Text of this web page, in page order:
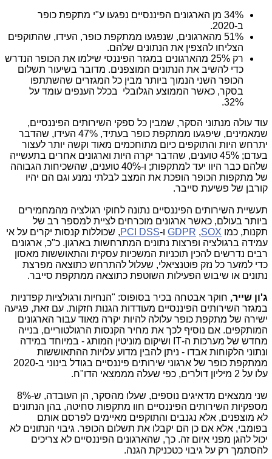
34% מן הארגונים הפיננסיים נפגעו ע"י מתקפת כופר
ב-2020.
51% מהארגונים, שנפגעו ממתקפת כופר, העידו, שהתוקפים
הצליחו להצפין את הנתונים שלהם.
רק 25% מהארגונים במגזר הפיננסי שילמו את הכופר הנדרש
כדי להשיב את הנתונים המוצפנים. מדובר בשיעור תשלום
הכופר השני הנמוך ביותר מבין כל המגזרים שהשתתפו
בסקר, כאשר הממוצע הגלובלי בכלל הענפים עומד על
32%.
עוד עולה מנתוני הסקר, שמבין כל ספקי השירותים הפיננסיים,
שמאמינים, שיפגעו ממתקפת כופר בעתיד, 47% העידו, שהדבר
יתרחש היות והתוקפים כיום מתוחכמים מאוד וקשה יותר לעצור
בעדם; 45% טוענים, שהדבר יקרה היות וארגונים אחרים בתעשייה
שלהם כבר היוו יעד למתקפות; ו-40% טוענים, שהשכיחות הגבוהה
של מתקפות הכופר הופכת את המצב לבלתי נמנע וגם הם יהיו
קורבן של פשיעת סייבר.
תעשיית השירותים הפיננסיים נתונה לחוקי רגולציה מהמחמירים
ביותר בעולם, כאשר ארגונים מוכרחים לציית למספר רב של
תקנות, כמו SOX
,
GDPR ו-PCI DSS, שכוללות קנסות יקרים על אי
עמידה ברגולציה ופרצות נתונים המתרחשות בארגון. כ"כ, ארגונים
רבים נדרשים להכין תוכניות המשכיות עסקית והתאוששות מאסון
כדי למזער כל נזק פוטנציאלי, שעלול להתרחש כתוצאה מפרצת
נתונים או שיבוש הפעילות השוטפת כתוצאה ממתקפת סייבר.
ג'ון שייר, חוקר אבטחה בכיר בסופוס: "הנחיות ורגולציות קפדניות
במגזר השירותים הפיננסיים מעודדות הגנות חזקות. עם זאת, פגיעה
ישירה של מתקפת כופר עלולה להיות יקרה מאוד עבור הארגונים
המותקפים. אם נוסיף לכך את מחיר הקנסות הרגולטוריים, בנייה
מחדש של מערכות ה-IT ושיקום מוניטין המותג - במיוחד במידה
ונתוני הלקוחות אבדו - ניתן להבין מדוע עלויות ההתאוששות
ממתקפת כופר של ארגוני שירותים פיננסיים בגודל בינוני ב-2020
עלו על 2 מיליון דולרים, כפי שעלה מממצאי הדו"ח.
שני ממצאים מדאיגים נוספים, שעלו מהסקר, הן העובדה, ש-8%
מספקיות השירותים הפיננסיים חוו מתקפות סחיטה, בהן הנתונים
לא מוצפנים, אלא נגנבים והתוקפים מאיימים לפרסם אותם
בפומבי, אלא אם כן הם יקבלו את תשלום הכופר. גיבוי הנתונים לא
יכול להגן מפני איום זה. כך, שהארגונים הפיננסיים לא צריכים
להסתמך רק על גיבוי כטכניקת הגנה.